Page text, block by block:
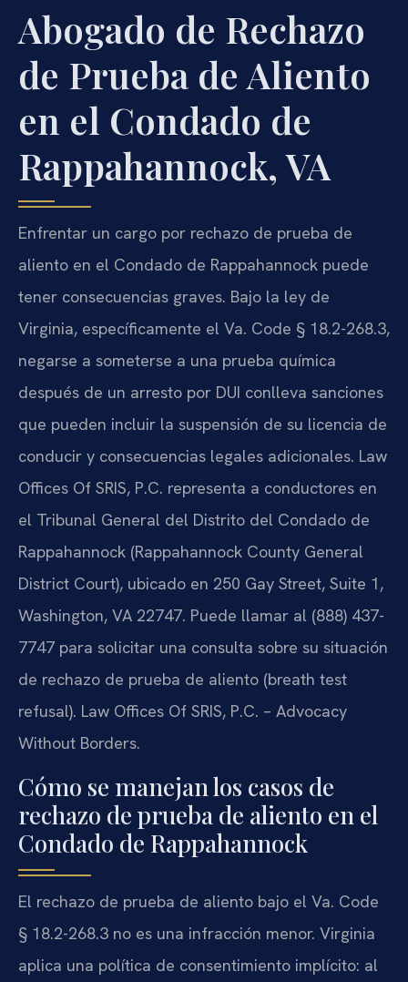
Abogado de Rechazo
de Prueba de Aliento
en el Condado de
Rappahannock, VA
Enfrentar un cargo por rechazo de prueba de
aliento en el Condado de Rappahannock puede
tener consecuencias graves. Bajo la ley de
Virginia, específicamente el Va. Code § 18.2-268.3,
negarse a someterse a una prueba química
después de un arresto por DUI conlleva sanciones
que pueden incluir la suspensión de su licencia de
conducir y consecuencias legales adicionales. Law
Offices Of SRIS, P.C. representa a conductores en
el Tribunal General del Distrito del Condado de
Rappahannock (Rappahannock County General
District Court), ubicado en 250 Gay Street, Suite 1,
Washington, VA 22747. Puede llamar al (888) 437-
7747 para solicitar una consulta sobre su situación
de rechazo de prueba de aliento (breath test
refusal). Law Offices Of SRIS, P.C. – Advocacy
Without Borders.
Cómo se manejan los casos de
rechazo de prueba de aliento en el
Condado de Rappahannock
El rechazo de prueba de aliento bajo el Va. Code
§ 18.2-268.3 no es una infracción menor. Virginia
aplica una política de consentimiento implícito: al